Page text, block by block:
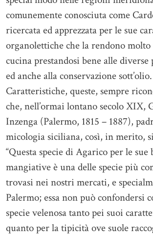
comunemente conosciuta come
ricercata ed apprezzata per le sue
organolettiche che la rendono
cucina prestandosi bene alle
ed anche alla conservazione sott’olio.
Caratteristiche, queste, sempre
che, nell’ormai lontano secolo XIX,
Inzenga (Palermo, 1815 – 1887),
micologia siciliana, così, in merito,
“Questa specie di Agarico per le
mangiative è una delle specie più
trovasi nei nostri mercati, e
Palermo; essa non può confondersi
specie velenosa tanto pei suoi
quanto per la tipicità ove suole